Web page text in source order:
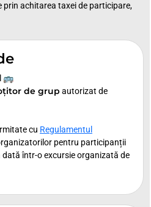
prin achitarea taxei de participare,
🚌
de grup autorizat de
cu Regulamentul
pentru participanții
într-o excursie organizată de